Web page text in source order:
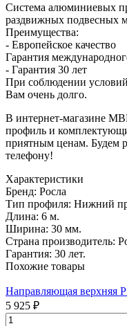
Система алюминиевых
раздвижных подвесных
Преимущества:
- Европейское качество
Гарантия
- Гарантия 30 лет
При соблюдении
Вам очень долго.
В интернет-магазине
профиль и
приятным ценам. Будем
телефону!
Характеристики
Бренд: Росла
Тип профиля: Нижний
Длина: 6 м.
Ширина: 30 мм.
Страна производитель:
Гарантия: 30 лет.
Похожие товары
Направляющая верхняя
5 925 ₽